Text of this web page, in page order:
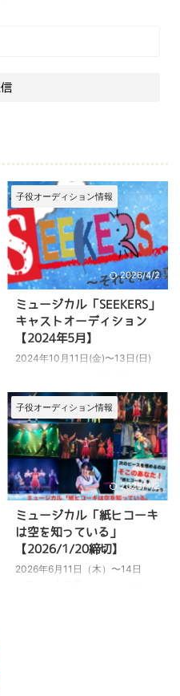
子役オーディション情報
2026/4/2
ミュージカル「SEEKERS」​
キャストオーディション
【2024年5月】
2024年10月11日(金)〜13日(日)
れぞれの真実〜」の上演が決定し
ました。 この作品に出演する子
役キャストを募集しています。
こちらの記事では、
「SEEKERS〜それぞれの真
実〜」のオーディションについて
募集内容 応募方法 などについて
詳しくご紹介しています。 >>公
式サイト オーディション概要
2024年10月11日(金)～13日(日)
に亀戸文化センターカメリアホー
ルにて、子どもミュージカル
子役オーディション情報
2026/4/2
ミュージカル「紙ヒコーキ
は空を知っている」
【2026/1/20締切】
2026年6月11日（木）〜14日